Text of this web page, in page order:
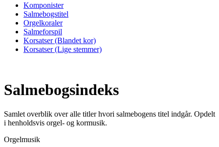
Komponister
Salmebogstitel
Orgelkoraler
Salmeforspil
Korsatser (Blandet kor)
Korsatser (Lige stemmer)
Salmebogsindeks
Samlet overblik over alle titler hvori salmebogens titel indgår. Opdelt
i henholdsvis orgel- og kormusik.
Orgelmusik